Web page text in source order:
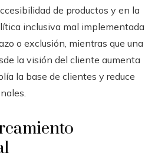
de productos y en la
inclusiva mal implementada
o exclusión, mientras que una
la visión del cliente aumenta
la base de clientes y reduce